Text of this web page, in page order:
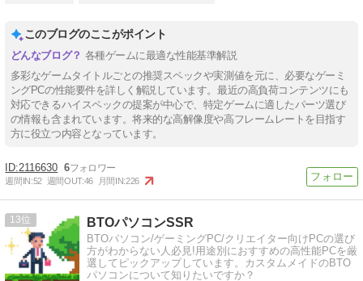
このブログのここがポイント
各種ゲームに最適な性能基準解説
多彩なゲームタイトルごとの推奨スペックや実測値を元に、必要なゲーミ
ングPCの性能要件を詳しく解説しています。最近の高負荷コンテンツにも
対応できるハイスペックの提案が中心で、特定ゲームに適したパーツ選び
の情報も含まれています。将来的な高解像度や高フレームレートを目指す
方に役立つ内容となっています。
2116630 6
週間IN:52 週間OUT:46 月間IN:226
13 BTOパソコンSSR
BTOパソコン/ゲーミングPC/クリエイター向けPCの選び
方がわからない人必見!用途別におすすめの高性能PCを厳
選してピックアップしています。カスタムメイドのBTO
パソコンについて知りたいですか？